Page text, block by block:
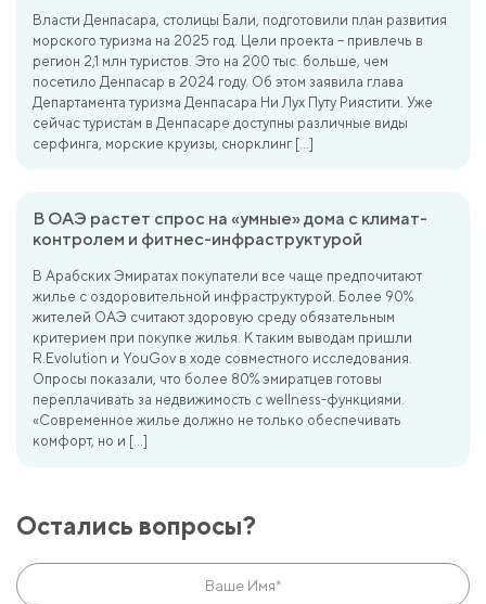
Власти Денпасара, столицы Бали, подготовили план развития
морского туризма на 2025 год. Цели проекта – привлечь в
регион 2,1 млн туристов. Это на 200 тыс. больше, чем
посетило Денпасар в 2024 году. Об этом заявила глава
Департамента туризма Денпасара Ни Лух Путу Риястити. Уже
сейчас туристам в Денпасаре доступны различные виды
серфинга, морские круизы, снорклинг […]
В ОАЭ растет спрос на «умные» дома с климат-
контролем и фитнес-инфраструктурой
В Арабских Эмиратах покупатели все чаще предпочитают
жилье с оздоровительной инфраструктурой. Более 90%
жителей ОАЭ считают здоровую среду обязательным
критерием при покупке жилья. К таким выводам пришли
R.Evolution и YouGov в ходе совместного исследования.
Опросы показали, что более 80% эмиратцев готовы
переплачивать за недвижимость с wellness-функциями.
«Современное жилье должно не только обеспечивать
комфорт, но и […]
Остались вопросы?